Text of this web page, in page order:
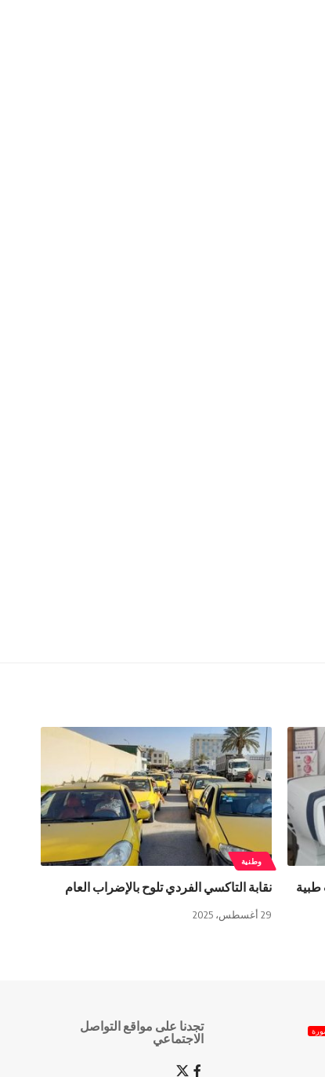
وطنية
نقابة التاكسي الفردي تلوح بالإضراب العام
29 أغسطس، 2025
تجدنا على مواقع التواصل
الاجتماعي